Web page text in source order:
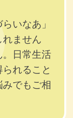
いなあ」
れません
。日常生活
れること
でもご相